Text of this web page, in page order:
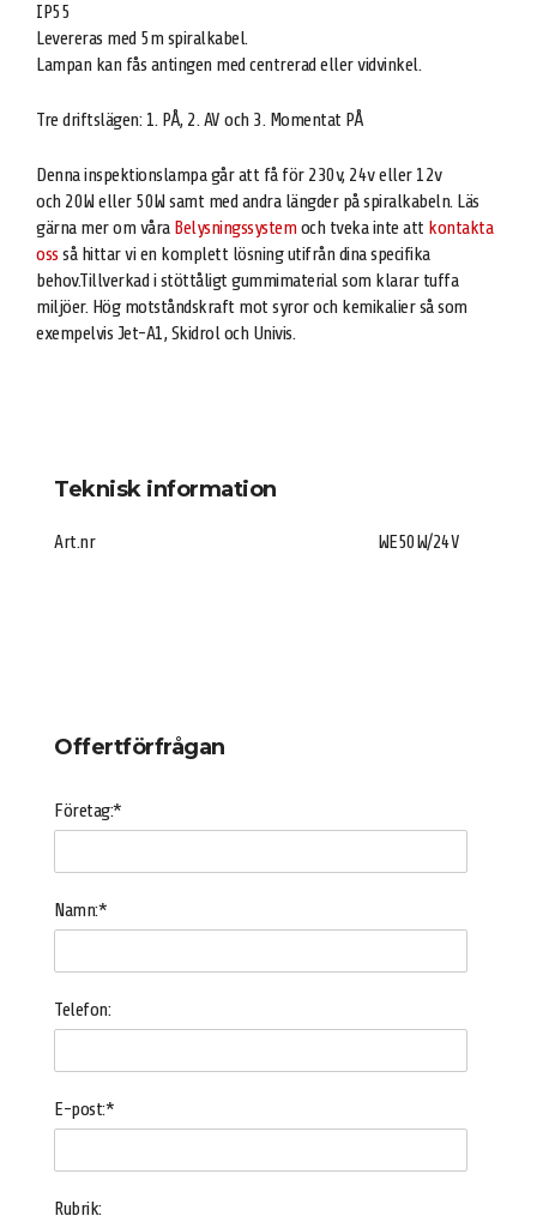
IP55
Levereras med 5m spiralkabel.
Lampan kan fås antingen med centrerad eller vidvinkel.
Tre driftslägen: 1. PÅ, 2. AV och 3. Momentat PÅ
Denna inspektionslampa går att få för 230v, 24v eller 12v
och 20W eller 50W samt med andra längder på spiralkabeln. Läs
gärna mer om våra Belysningssystemoch tveka inte att kontakta
oss så hittar vi en komplett lösning utifrån dina specifika
behov.Tillverkad i stöttåligt gummimaterial som klarar tuffa
miljöer. Hög motståndskraft mot syror och kemikalier så som
exempelvis Jet-A1, Skidrol och Univis.
Teknisk information
Art.nr WE50W/24V
Offertförfrågan
Företag:*
Namn:*
Telefon:
E-post:*
Rubrik: